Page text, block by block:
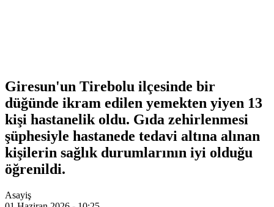
Giresun'un Tirebolu ilçesinde bir
düğünde ikram edilen yemekten yiyen 13
kişi hastanelik oldu. Gıda zehirlenmesi
şüphesiyle hastanede tedavi altına alınan
kişilerin sağlık durumlarının iyi olduğu
öğrenildi.
Asayiş